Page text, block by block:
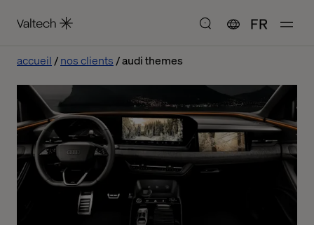
FR
accueil nos clients audi themes